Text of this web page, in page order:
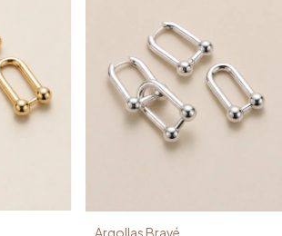
Argollas Bravé